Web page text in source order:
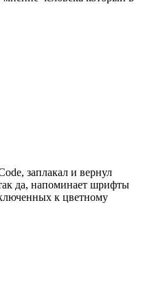
заплакал и вернул
да, напоминает шрифты
к цветному